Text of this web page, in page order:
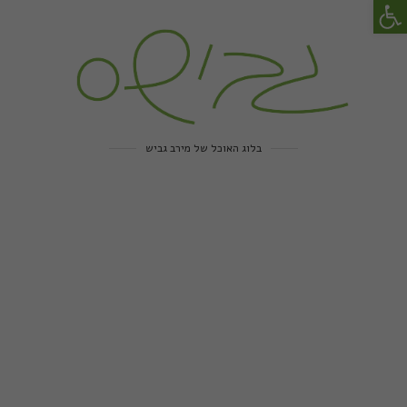
בלוג האוכל של מירב גביש